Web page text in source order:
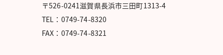
〒526-0241滋賀県長浜市三田町1313-4
TEL：0749-74-8320
FAX：0749-74-8321